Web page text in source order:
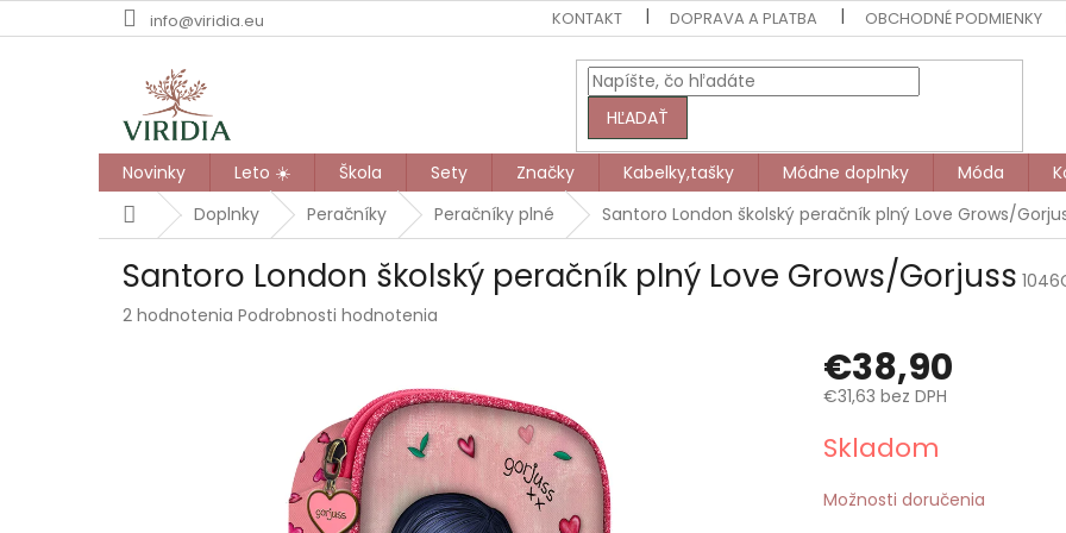
na
info@viridia.eu KONTAKT DOPRAVA A PLATBA OBCHODNÉ PODMIENKY
HĽADAŤ
Novinky Leto ☀️ Škola Sety Značky Kabelky,tašky Módne doplnky Móda
DomovDoplnky Peračníky Peračníky plné Santoro London školský peračník plný Love Grows/
Santoro London školský peračník plný Love Grows/Gorjuss
Priemerné
2 hodnotenia Podrobnosti hodnotenia
€38,90
€31,63 bez DPH
cena:
Skladom
Možnosti doručenia